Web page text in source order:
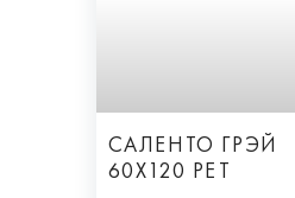
САЛЕНТО ГРЭЙ
60X120 РЕТ